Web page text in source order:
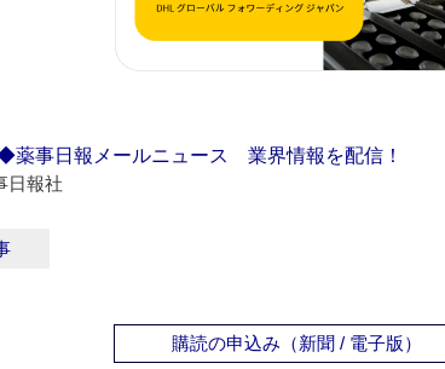
事日報メールニュース 業界情報を配信！
日報社
購読の申込み（新聞 / 電子版）